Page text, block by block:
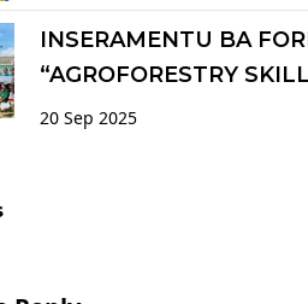
INSERAMENTU BA
“AGROFORESTRY
20 Sep 2025